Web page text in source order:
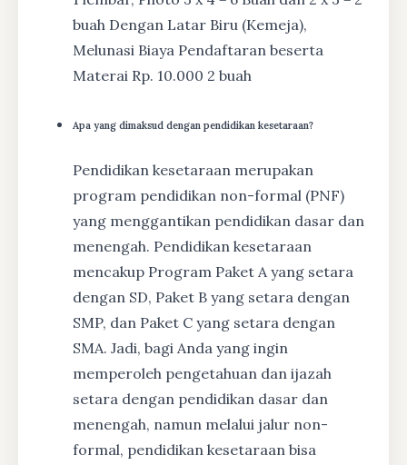
buah Dengan Latar Biru (Kemeja),
Melunasi Biaya Pendaftaran beserta
Materai Rp. 10.000 2 buah
Apa yang dimaksud dengan pendidikan kesetaraan?
Pendidikan kesetaraan merupakan
program pendidikan non-formal (PNF)
yang menggantikan pendidikan dasar dan
menengah. Pendidikan kesetaraan
mencakup Program Paket A yang setara
dengan SD, Paket B yang setara dengan
SMP, dan Paket C yang setara dengan
SMA. Jadi, bagi Anda yang ingin
memperoleh pengetahuan dan ijazah
setara dengan pendidikan dasar dan
menengah, namun melalui jalur non-
formal, pendidikan kesetaraan bisa